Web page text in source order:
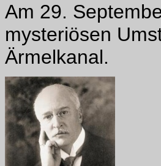
Am 29.
mysteriösen
Ärmelkanal.